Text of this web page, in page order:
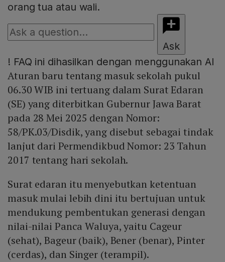
orang tua atau wali.
Ask
! FAQ ini dihasilkan dengan menggunakan AI
Aturan baru tentang masuk sekolah pukul
06.30 WIB ini tertuang dalam Surat Edaran
(SE) yang diterbitkan Gubernur Jawa Barat
pada 28 Mei 2025 dengan Nomor:
58/PK.03/Disdik, yang disebut sebagai tindak
lanjut dari Permendikbud Nomor: 23 Tahun
2017 tentang hari sekolah.
Surat edaran itu menyebutkan ketentuan
masuk mulai lebih dini itu bertujuan untuk
mendukung pembentukan generasi dengan
nilai-nilai Panca Waluya, yaitu Cageur
(sehat), Bageur (baik), Bener (benar), Pinter
(cerdas), dan Singer (terampil).